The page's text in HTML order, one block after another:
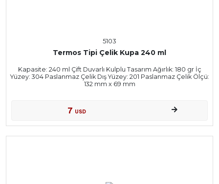
5103
Termos Tipi Çelik Kupa 240 ml
Kapasite: 240 ml Çift Duvarlı Kulplu Tasarım Ağırlık: 180 gr İç
Yüzey: 304 Paslanmaz Çelik Dış Yüzey: 201 Paslanmaz Çelik Ölçü:
132 mm x 69 mm
7 USD